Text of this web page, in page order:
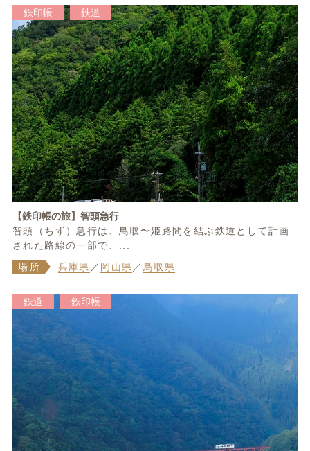
鉄印帳 鉄道
【鉄印帳の旅】智頭急行
智頭（ちず）急行は、鳥取〜姫路間を結ぶ鉄道として計画
された路線の一部で、...
場所
兵庫県 ／ 岡山県 ／ 鳥取県
鉄道 鉄印帳